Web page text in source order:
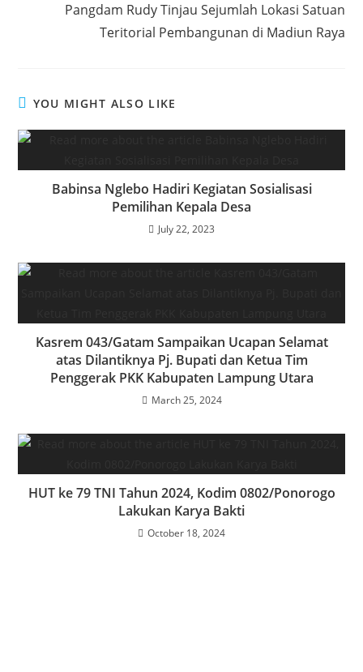
Pangdam Rudy Tinjau Sejumlah Lokasi Satuan
Teritorial Pembangunan di Madiun Raya
YOU MIGHT ALSO LIKE
Babinsa Nglebo Hadiri Kegiatan Sosialisasi
Pemilihan Kepala Desa
July 22, 2023
Kasrem 043/Gatam Sampaikan Ucapan Selamat
atas Dilantiknya Pj. Bupati dan Ketua Tim
Penggerak PKK Kabupaten Lampung Utara
March 25, 2024
HUT ke 79 TNI Tahun 2024, Kodim 0802/Ponorogo
Lakukan Karya Bakti
October 18, 2024